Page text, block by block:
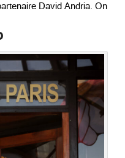
David Andria. On